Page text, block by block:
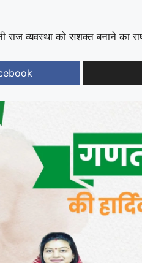
राज व्यवस्था को सशक्त बनाने का